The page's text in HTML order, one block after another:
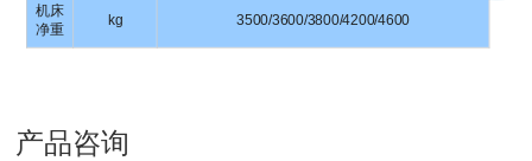
机床
净重
kg 3500/3600/3800/4200/4600
产品咨询